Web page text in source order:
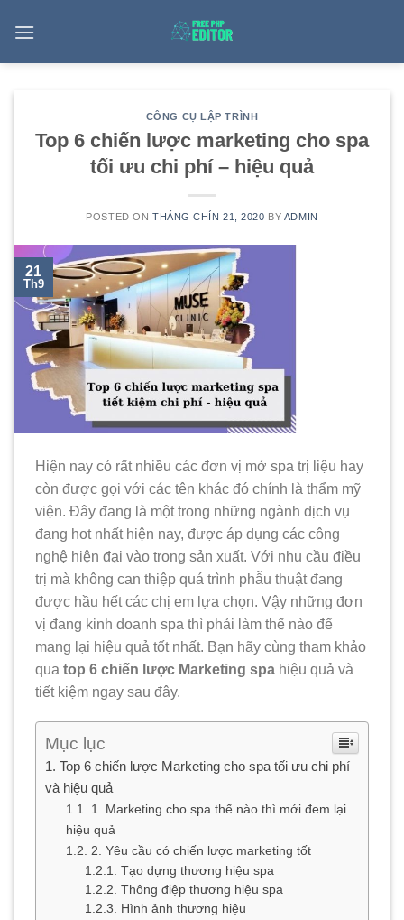
CÔNG CỤ LẬP TRÌNH
Top 6 chiến lược marketing cho spa
tối ưu chi phí – hiệu quả
POSTED ON THÁNG CHÍN 21, 2020 BY ADMIN
21
Th9
Hiện nay có rất nhiều các đơn vị mở spa trị liệu hay
còn được gọi với các tên khác đó chính là thẩm mỹ
viện. Đây đang là một trong những ngành dịch vụ
đang hot nhất hiện nay, được áp dụng các công
nghệ hiện đại vào trong sản xuất. Với nhu cầu điều
trị mà không can thiệp quá trình phẫu thuật đang
được hầu hết các chị em lựa chọn. Vậy những đơn
vị đang kinh doanh spa thì phải làm thế nào để
mang lại hiệu quả tốt nhất. Bạn hãy cùng tham khảo
qua top 6 chiến lược Marketing spa hiệu quả và
tiết kiệm ngay sau đây.
Mục lục
Top 6 chiến lược Marketing cho spa tối ưu chi phí
và hiệu quả
1. Marketing cho spa thế nào thì mới đem lại
hiệu quả
2. Yêu cầu có chiến lược marketing tốt
Tạo dựng thương hiệu spa
Thông điệp thương hiệu spa
Hình ảnh thương hiệu